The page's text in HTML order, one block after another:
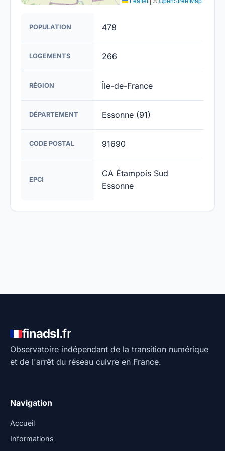
POPULATION 478
LOGEMENTS 266
RÉGION Île-de-France
DÉPARTEMENT Essonne (91)
CODE POSTAL 91690
EPCI
CA Étampois Sud
Essonne
finadsl.fr
Observatoire indépendant de la transition numérique
et de l'arrêt du réseau cuivre en France.
Navigation
Accueil
Informations